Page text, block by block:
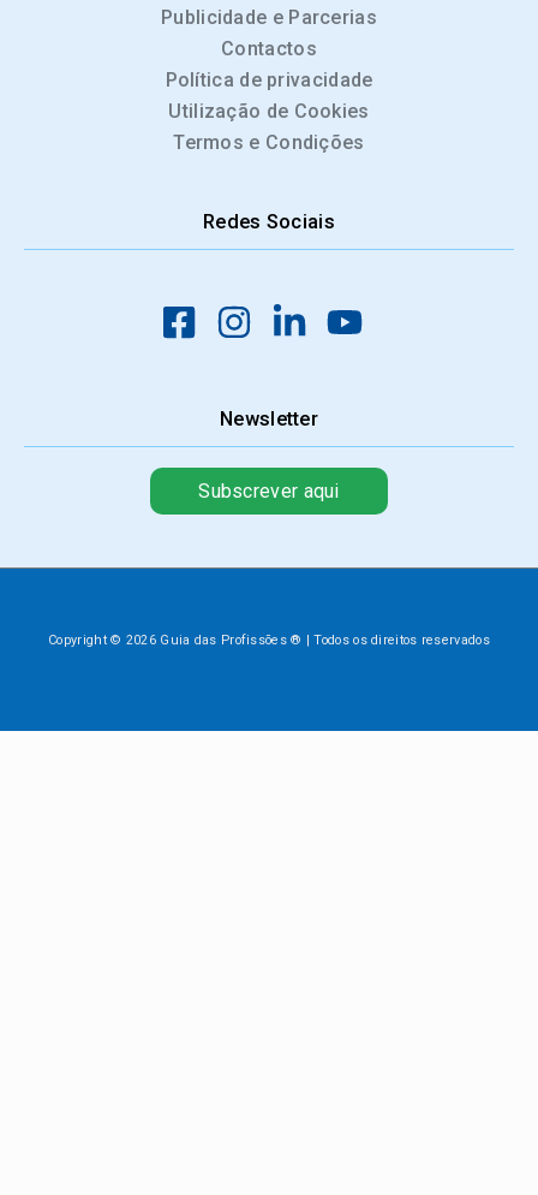
Publicidade e Parcerias
Contactos
Política de privacidade
Utilização de Cookies
Termos e Condições
Redes Sociais
Newsletter
Subscrever aqui
Copyright © 2026 Guia das Profissões ® | Todos os direitos reservados